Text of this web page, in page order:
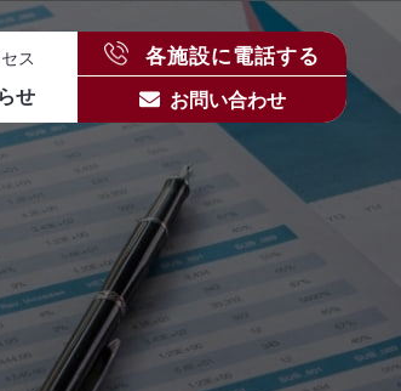
ス
せ
各施設に電話する
お問い合わせ